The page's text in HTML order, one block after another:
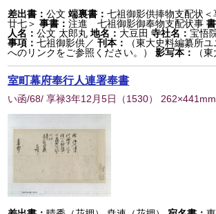
差出書：公文 端裏書：七祖御影供捧物支配状
廿七＞ 事書：注進 七祖御影御奉物支配状事
人名：公文 太郎丸 地名： 大豆田 寺社名：宝悟
事項：七祖御影供／ 刊本：
（東大史料編纂所
へのリンクをご参照ください。）
影写本： （
室町幕府奉行人連署奉書
い函/68/ 享禄3年12月5日 （1530） 262×441mm